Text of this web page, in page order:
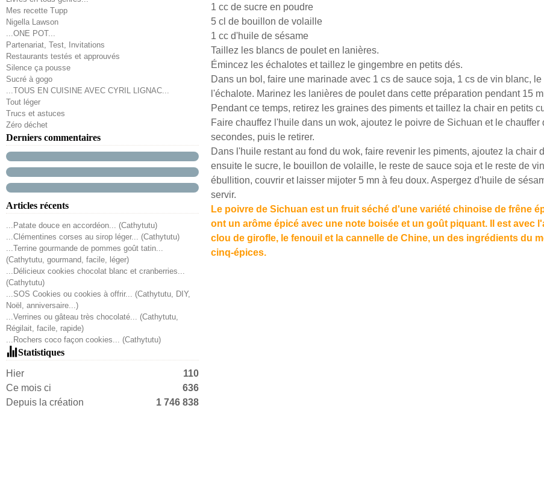
Mes recette Tupp
Nigella Lawson
...ONE POT...
Partenariat, Test, Invitations
Restaurants testés et approuvés
Silence ça pousse
Sucré à gogo
...TOUS EN CUISINE AVEC CYRIL LIGNAC...
Tout léger
Trucs et astuces
Zéro déchet
Derniers commentaires
Articles récents
...Patate douce en accordéon... (Cathytutu)
...Clémentines corses au sirop léger... (Cathytutu)
...Terrine gourmande de pommes goût tatin...
(Cathytutu, gourmand, facile, léger)
...Délicieux cookies chocolat blanc et cranberries...
(Cathytutu)
...SOS Cookies ou cookies à offrir... (Cathytutu, DIY,
Noël, anniversaire...)
...Verrines ou gâteau très chocolaté... (Cathytutu,
Régilait, facile, rapide)
...Rochers coco façon cookies... (Cathytutu)
Statistiques
Hier
110
Ce mois ci
636
Depuis la création
1 746 838
1 cc de sucre en poudre
5 cl de bouillon de volaille
1 cc d'huile de sésame
Taillez les blancs de poulet en lanières.
Émincez les échalotes et taillez le gingembre en petits dés.
Dans un bol, faire une marinade avec 1 cs de sauce soja, 1 cs de vin blanc,
l'échalote. Marinez les lanières de poulet dans cette préparation pendant 15
Pendant ce temps, retirez les graines des piments et taillez la chair en petits
Faire chauffez l'huile dans un wok, ajoutez le poivre de Sichuan et le chauffer
secondes, puis le retirer.
Dans l'huile restant au fond du wok, faire revenir les piments, ajoutez la chair
ensuite le sucre, le bouillon de volaille, le reste de sauce soja et le reste de
ébullition, couvrir et laisser mijoter 5 mn à feu doux. Aspergez d'huile de
servir.
Le poivre de Sichuan est un fruit séché d'une variété chinoise de frêne
ont un arôme épicé avec une note boisée et un goût piquant. Il est avec
clou de girofle, le fenouil et la cannelle de Chine, un des ingrédients du
cinq-épices.